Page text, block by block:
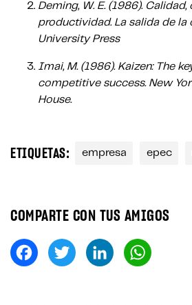
Deming, W. E. (1986).
productividad. La salida de la
University Press
Imai, M. (1986). Kaizen: The
competitive success. New
House.
ETIQUETAS: empresa epec
COMPARTE CON TUS AMIGOS
Fa
ce
T
wi
Li
nk